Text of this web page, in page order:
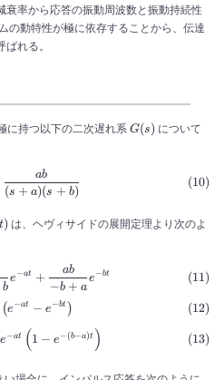
率から応答の振動周波数と振動持続性
の動特性が極に依存することから、伝達
れる。
に持つ以下の二次遅れ系 G(s)
G(s) について
\begin{align} G(s) &=
(s + a)(s + b)
ab
t) は、ヘヴィサイドの展開定理より次のよ
\begin{align} y(t) &=
b
e−at +
−b + a
ab
e−bt
(e−at − e−bt )
e−at (1 − e−(b−a)t )